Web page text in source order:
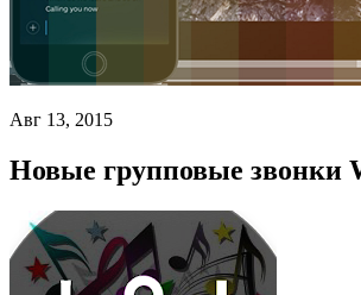
Авг 13, 2015
Новые групповые звонки